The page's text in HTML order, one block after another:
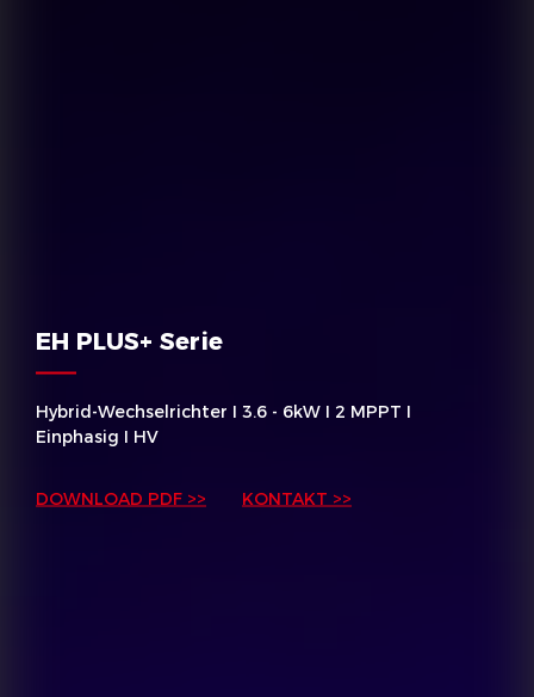
EH PLUS+ Serie
Hybrid-Wechselrichter I 3.6 - 6kW I 2 MPPT I
Einphasig I HV
DOWNLOAD PDF >> KONTAKT >>